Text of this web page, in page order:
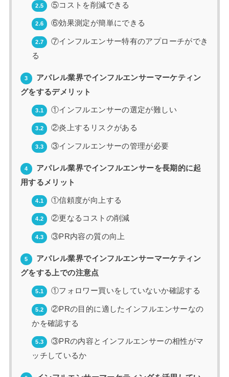
2.5 ⑤コストを削減できる
2.6 ⑥効果測定が簡単にできる
2.7
⑦インフルエンサー特有のアプローチができ
る
3
アパレル業界でインフルエンサーマーケティン
グをするデメリット
3.1 ①インフルエンサーの選定が難しい
3.2 ②炎上するリスクがある
3.3 ③インフルエンサーの管理が必要
4
アパレル業界でインフルエンサーを長期的に起
用するメリット
4.1 ①信頼度が向上する
4.2 ②更なるコストの削減
4.3 ③PR内容の質の向上
5
アパレル業界でインフルエンサーマーケティン
グをする上での注意点
5.1 ①フォロワー買いをしていないか確認する
5.2
②PRの目的に適したインフルエンサーなの
かを確認する
5.3
③PRの内容とインフルエンサーの相性がマ
ッチしているか